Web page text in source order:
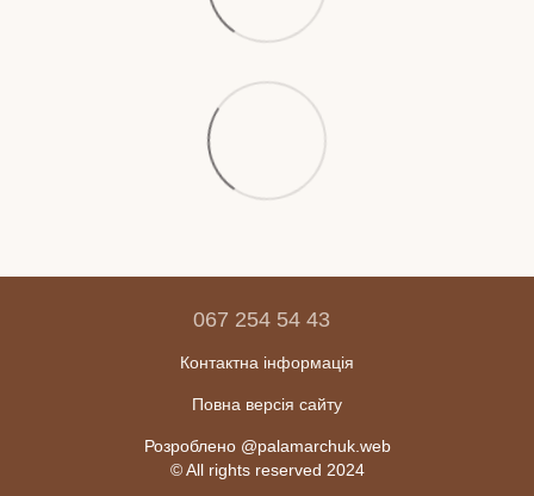
067 254 54 43
Контактна інформація
Повна версія сайту
Розроблено @palamarchuk.web
© All rights reserved 2024